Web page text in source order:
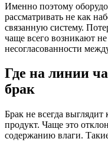
Именно поэтому
рассматривать не как
связанную систему.
чаще всего возникают
несогласованности
Где на линии
брак
Брак не всегда
продукт. Чаще это
содержанию влаги.